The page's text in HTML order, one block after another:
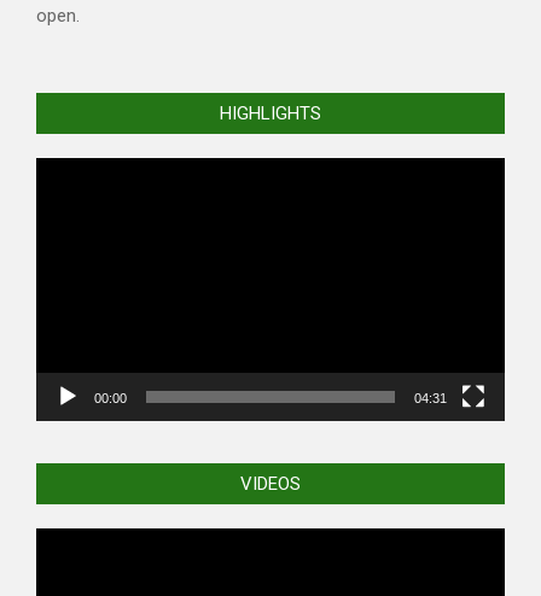
open.
HIGHLIGHTS
00:00 04:31
VIDEOS